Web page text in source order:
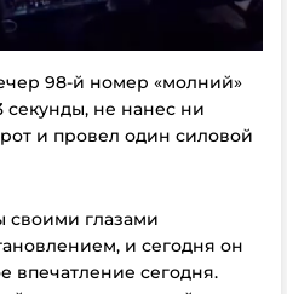
98-й номер «молний»
секунды, не нанес ни
и провел один силовой
своими глазами
и сегодня он
впечатление сегодня.